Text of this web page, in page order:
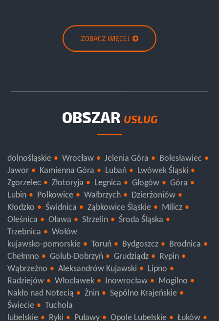
ZOBACZ WIĘCEJ
OBSZAR USŁUG
dolnośląskie Wrocław Jelenia Góra
Bolesławiec
Jawor
Kamienna Góra Lubań
Lwówek Śląski
Zgorzelec
Złotoryja Legnica Głogów
Góra
Lubin
Polkowice Wałbrzych
Dzierżoniów
Kłodzko
Świdnica Ząbkowice Śląskie
Milicz
Oleśnica
Oława Strzelin
Środa Śląska
Trzebnica
Wołów
kujawsko-pomorskie
Toruń Bydgoszcz
Brodnica
Chełmno
Golub-Dobrzyń Grudziądz
Rypin
Wąbrzeźno
Aleksandrów Kujawski
Lipno
Radziejów
Włocławek Inowrocław
Mogilno
Nakło nad Notecią
Żnin
Sępólno Krajeńskie
Świecie
Tuchola